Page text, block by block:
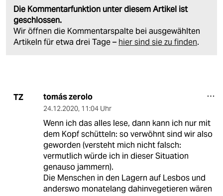
Die Kommentarfunktion unter diesem Artikel ist
geschlossen.
Wir öffnen die Kommentarspalte bei ausgewählten
Artikeln für etwa drei Tage – hier sind sie zu finden.
TZ tomás zerolo
24.12.2020, 11:04 Uhr
Wenn ich das alles lese, dann kann ich nur mit
dem Kopf schütteln: so verwöhnt sind wir also
geworden (versteht mich nicht falsch:
vermutlich würde ich in dieser Situation
genauso jammern).
Die Menschen in den Lagern auf Lesbos und
anderswo monatelang dahinvegetieren wären